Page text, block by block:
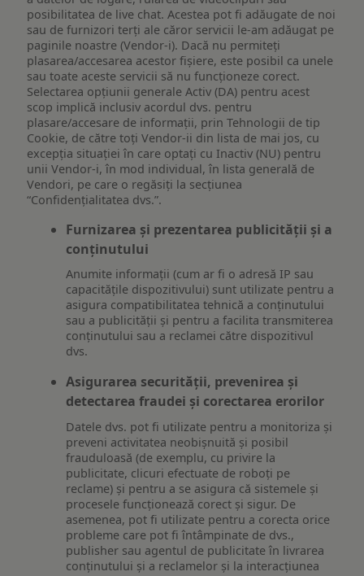
posibilitatea de live chat. Acestea pot fi adăugate de noi
sau de furnizori terți ale căror servicii le-am adăugat pe
paginile noastre (Vendor-i). Dacă nu permiteți
plasarea/accesarea acestor fișiere, este posibil ca unele
sau toate aceste servicii să nu funcționeze corect.
Selectarea opțiunii generale Activ (DA) pentru acest
scop implică inclusiv acordul dvs. pentru
plasare/accesare de informații, prin Tehnologii de tip
Cookie, de către toți Vendor-ii din lista de mai jos, cu
excepția situației în care optați cu Inactiv (NU) pentru
unii Vendor-i, în mod individual, în lista generală de
Vendori, pe care o regăsiți la secțiunea
“Confidențialitatea dvs.”.
Furnizarea și prezentarea publicității și a
conținutului
Anumite informații (cum ar fi o adresă IP sau
capacitățile dispozitivului) sunt utilizate pentru a
asigura compatibilitatea tehnică a conținutului
sau a publicității și pentru a facilita transmiterea
conținutului sau a reclamei către dispozitivul
dvs.
Asigurarea securității, prevenirea și
detectarea fraudei și corectarea erorilor
Datele dvs. pot fi utilizate pentru a monitoriza și
preveni activitatea neobișnuită și posibil
frauduloasă (de exemplu, cu privire la
publicitate, clicuri efectuate de roboți pe
reclame) și pentru a se asigura că sistemele și
procesele funcționează corect și sigur. De
asemenea, pot fi utilizate pentru a corecta orice
probleme care pot fi întâmpinate de dvs.,
publisher sau agentul de publicitate în livrarea
conținutului și a reclamelor și la interacțiunea